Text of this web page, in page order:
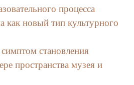
процесса
как новый тип культурного
становления
пространства музея и